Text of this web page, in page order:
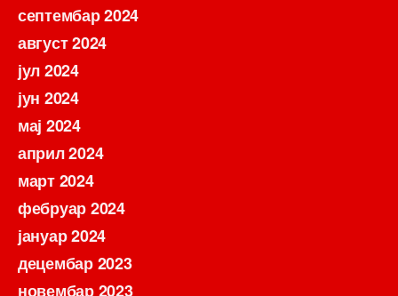
септембар 2024
август 2024
јул 2024
јун 2024
мај 2024
април 2024
март 2024
фебруар 2024
јануар 2024
децембар 2023
новембар 2023